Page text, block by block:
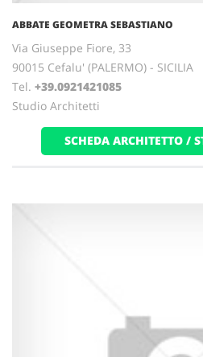
ABBATE GEOMETRA SEBASTIANO
Via Giuseppe Fiore, 33
90015 Cefalu' (PALERMO) - SICILIA
Tel. +39.0921421085
Studio Architetti
SCHEDA ARCHITETTO /